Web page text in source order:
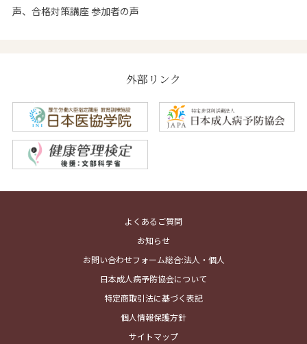
声、合格対策講座 参加者の声
外部リンク
よくあるご質問
お知らせ
お問い合わせフォーム総合:法人・個人
日本成人病予防協会について
特定商取引法に基づく表記
個人情報保護方針
サイトマップ